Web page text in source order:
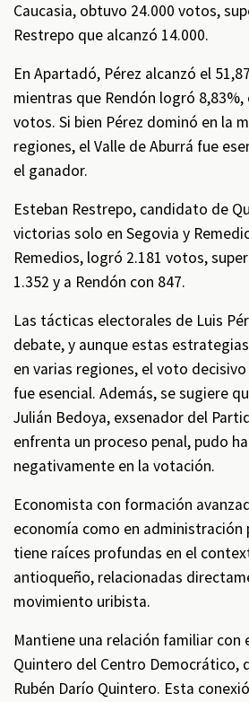
Caucasia, obtuvo 24.000 votos,
Restrepo que alcanzó 14.000.
En Apartadó, Pérez alcanzó el
mientras que Rendón logró 8,83%,
votos. Si bien Pérez dominó en la
regiones, el Valle de Aburrá fue
el ganador.
Esteban Restrepo, candidato de
victorias solo en Segovia y
Remedios, logró 2.181 votos,
1.352 y a Rendón con 847.
Las tácticas electorales de Luis
debate, y aunque estas
en varias regiones, el voto
fue esencial. Además, se sugiere
Julián Bedoya, exsenador del
enfrenta un proceso penal, pudo
negativamente en la votación.
Economista con formación
economía como en administración
tiene raíces profundas en el
antioqueño, relacionadas
movimiento uribista.
Mantiene una relación familiar con
Quintero del Centro Democrático,
Rubén Darío Quintero. Esta